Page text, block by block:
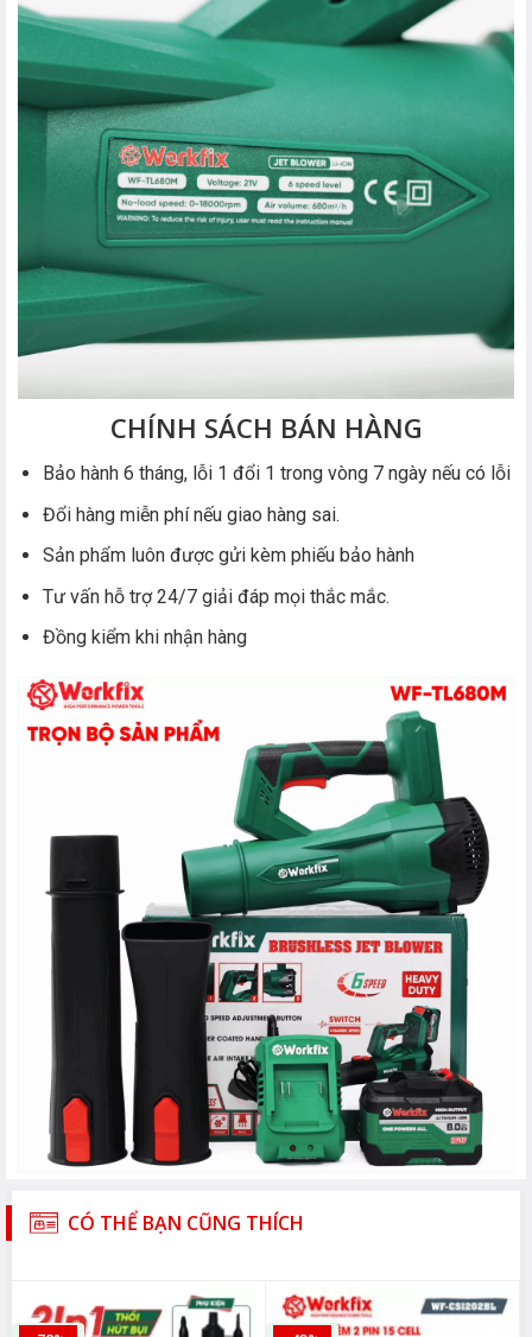
CHÍNH SÁCH BÁN HÀNG
Bảo hành 6 tháng, lỗi 1 đổi 1 trong vòng 7 ngày nếu có lỗi
Đổi hàng miễn phí nếu giao hàng sai.
Sản phẩm luôn được gửi kèm phiếu bảo hành
Tư vấn hỗ trợ 24/7 giải đáp mọi thắc mắc.
Đồng kiểm khi nhận hàng
CÓ THỂ BẠN CŨNG THÍCH